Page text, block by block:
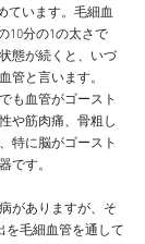
ています。毛細血
10分の1の太さで
態が続くと、いづ
管と言います。
も血管がゴースト
や筋肉痛、骨粗し
特に脳がゴースト
です。
がありますが、そ
を毛細血管を通して